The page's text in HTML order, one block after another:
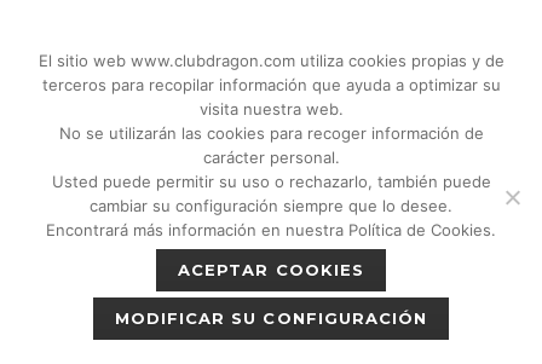
© 2018 - 2026 CLUB DRAGON MADRID |
C/Don Quijote, 5 Semisotano. Madrid (28020)
Política de privacidad|Política de cookies
El sitio web www.clubdragon.com utiliza cookies propias y de
terceros para recopilar información que ayuda a optimizar su
visita nuestra web.
No se utilizarán las cookies para recoger información de
carácter personal.
Usted puede permitir su uso o rechazarlo, también puede
cambiar su configuración siempre que lo desee.
Encontrará más información en nuestra Política de Cookies.
ACEPTAR COOKIES
MODIFICAR SU CONFIGURACIÓN